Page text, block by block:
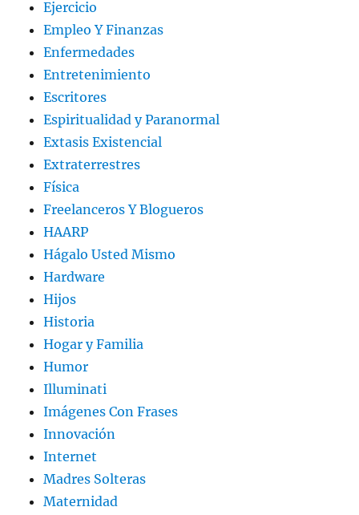
Ejercicio
Empleo Y Finanzas
Enfermedades
Entretenimiento
Escritores
Espiritualidad y Paranormal
Extasis Existencial
Extraterrestres
Física
Freelanceros Y Blogueros
HAARP
Hágalo Usted Mismo
Hardware
Hijos
Historia
Hogar y Familia
Humor
Illuminati
Imágenes Con Frases
Innovación
Internet
Madres Solteras
Maternidad